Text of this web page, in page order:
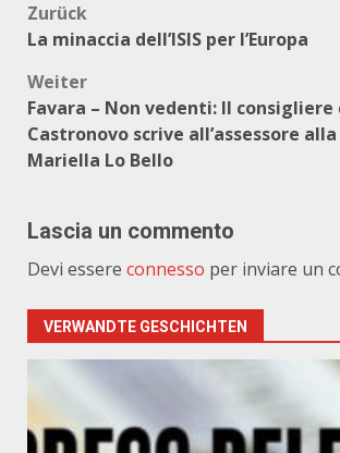
Beitragsnavigation
Zurück
La minaccia dell’ISIS per l’Europa
Weiter
Favara – Non vedenti: Il consigliere
Castronovo scrive all’assessore
Mariella Lo Bello
Lascia un commento
Devi essere connesso per inviare un
VERWANDTE GESCHICHTEN